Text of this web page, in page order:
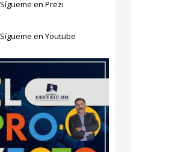
Sígueme en Prezi
Sígueme en Youtube